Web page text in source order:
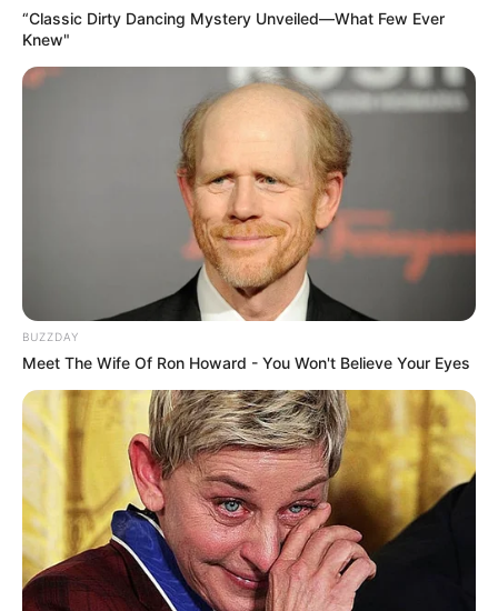
“Classic Dirty Dancing Mystery Unveiled—What Few Ever
Knew"
BUZZDAY
Meet The Wife Of Ron Howard - You Won't Believe Your Eyes